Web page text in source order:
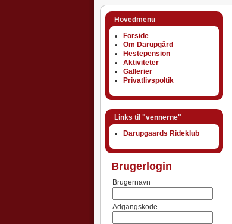
Hovedmenu
Forside
Om Darupgård
Hestepension
Aktiviteter
Gallerier
Privatlivspoltik
Links til "vennerne"
Darupgaards Rideklub
Brugerlogin
Brugernavn
Adgangskode